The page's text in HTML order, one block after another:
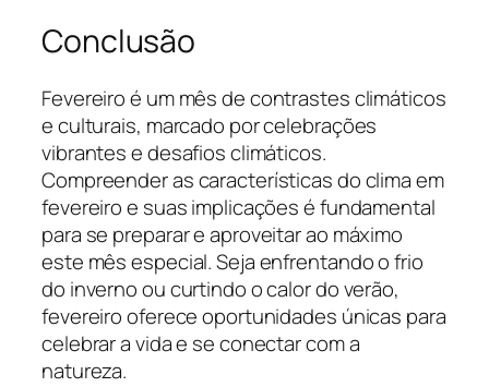
Conclusão
Fevereiro é um mês de contrastes climáticos
e culturais, marcado por celebrações
vibrantes e desafios climáticos.
Compreender as características do clima em
fevereiro e suas implicações é fundamental
para se preparar e aproveitar ao máximo
este mês especial. Seja enfrentando o frio
do inverno ou curtindo o calor do verão,
fevereiro oferece oportunidades únicas para
celebrar a vida e se conectar com a
natureza.